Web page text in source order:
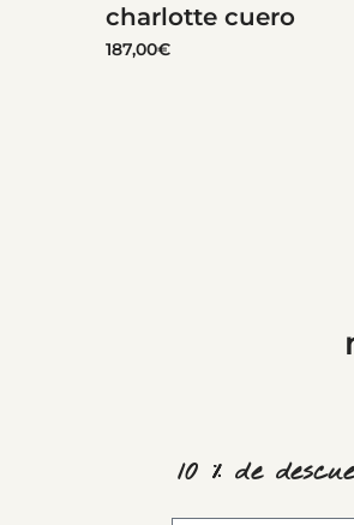
charlotte cuero
187,00€
10 % de